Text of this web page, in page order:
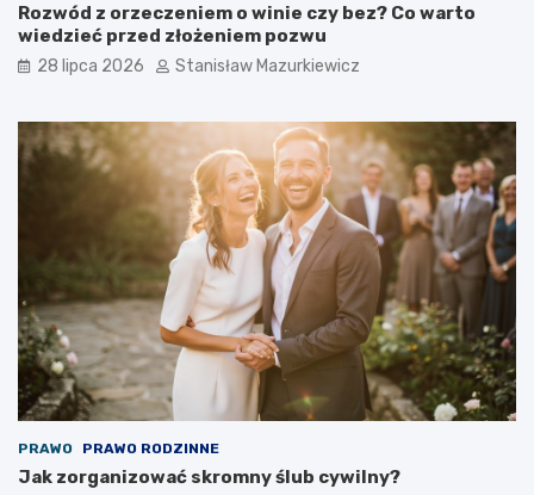
Rozwód z orzeczeniem o winie czy bez? Co warto
wiedzieć przed złożeniem pozwu
28 lipca 2026 Stanisław Mazurkiewicz
PRAWO PRAWO RODZINNE
Jak zorganizować skromny ślub cywilny?